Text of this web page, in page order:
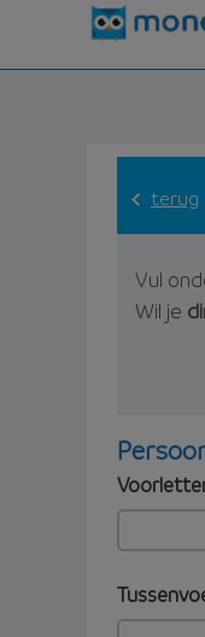
terug
Vul
Wil je